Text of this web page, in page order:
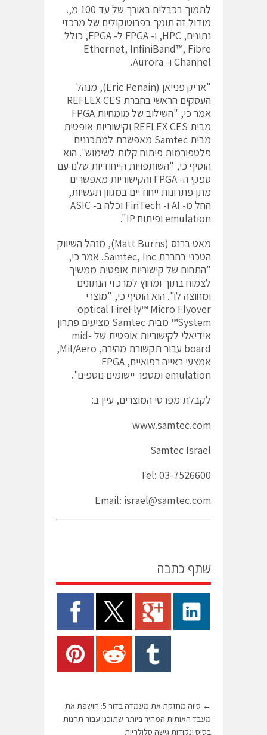
לתמוך בכבלים באורך של עד 100 מ,.
מודול זה תומך בפרוטוקולים של מרכזי
נתונים, HPC, ו- FPGA ל- FPGA, כולל
Ethernet, InfiniBand™, Fibre
Channel ו- Aurora.
"אריק פנייאן (Eric Penain), מנהל
העסקים הראשי בחברת REFLEX CES
אמר כי, "השילוב של מומחיות FPGA
מבית REFLEX CES וקישוריות אופטית
מבית Samtec מאפשרת למתכננים
פלטפורמות פיתוח קלות לשימוש". הוא
הוסיף כי, "השותפויות הייחודיות שלנו עם
ספקי ה- FPGA והקישוריות מאפשרים
מתן פתרונות ייחודיים במגוון תעשיות,
החל מ- AI ו- FinTech וכלה ב- ASIC
emulation ופיתוח IP".
מאט ברנס (Matt Burns), מנהל השיווק
הטכני בחברת Samtec, Inc. אמר כי,
"התחום של קישוריות אופטית ממשיך
לצמוח בתוך ומחוץ למרכזי הנתונים
ומחוצה לו". הוא הוסיף כי, "מוצרי
optical FireFly™ Micro Flyover
System™ מבית Samtec מציעים פתרון
אידיאלי לקישוריות אופטית של mid-
board עבור תקשורת מהירה, Mil/Aero,
אמצעי ראייה רפואיים, FPGA
emulation ומספר יישומים נוספים".
לקבלת מפרטי המוצרים, עיין ב:
www.samtec.com
Samtec Israel
Tel: 03-7526600
Email: israel@samtec.com
שתף כתבה
←
סיוה מחזקת את מעמדה בדור 5: חושפת את
מעבד האותות המהיר ביותר שתוכנן עבור תחנות
בסיס ונקודות גישה סלולריות